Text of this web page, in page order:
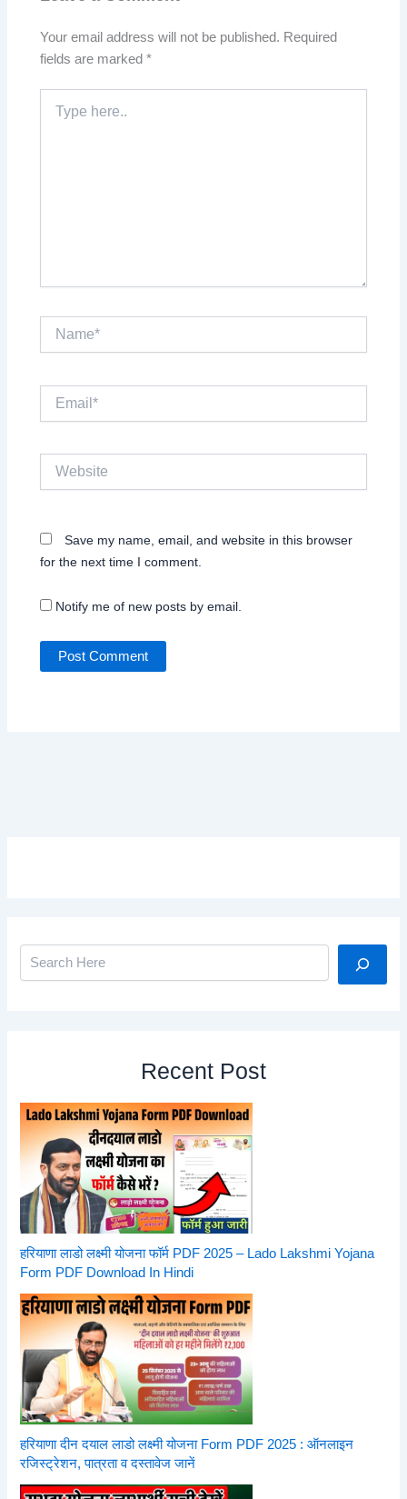
Your email address will not be published. Required
fields are marked*
here..
Name*
Website
Save my name, email, and website in this browser
for the next time I comment.
Notify me of new posts by email.
Recent Post
हरियाणा लाडो लक्ष्मी योजना फॉर्म PDF 2025 – Lado Lakshmi Yojana
Form PDF Download In Hindi
हरियाणा दीन दयाल लाडो लक्ष्मी योजना Form PDF 2025 : ऑनलाइन
रजिस्ट्रेशन, पात्रता व दस्तावेज जानें